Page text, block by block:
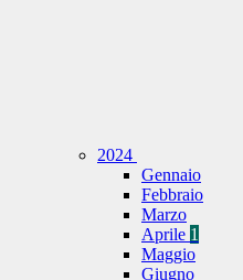
2024
Gennaio
Febbraio
Marzo
Aprile 1
Maggio
Giugno